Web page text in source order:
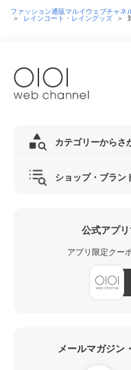
ファッション通販マルイウェブチャネ
＞
レインコート・レイングッズ ＞
カテゴリーからさ
ショップ・ブラン
公式アプ
アプリ限定クー
メールマガジン